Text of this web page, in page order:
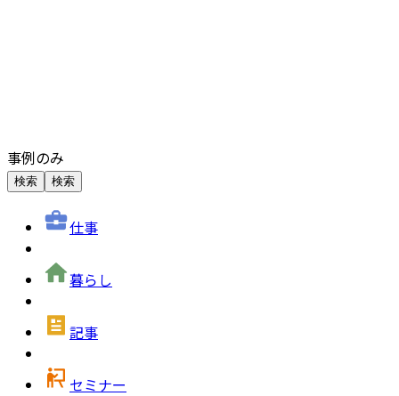
事例のみ
検索 検索
仕事
暮らし
記事
セミナー